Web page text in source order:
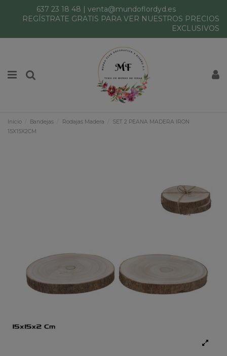
637 23 18 48 | venta@mundoflordyd.es
REGÍSTRATE GRATIS PARA VER NUESTROS PRECIOS
EXCLUSIVOS
Inicio Bandejas Rodajas Madera
SET 2 PEANA MADERA IRON
15X15X2CM